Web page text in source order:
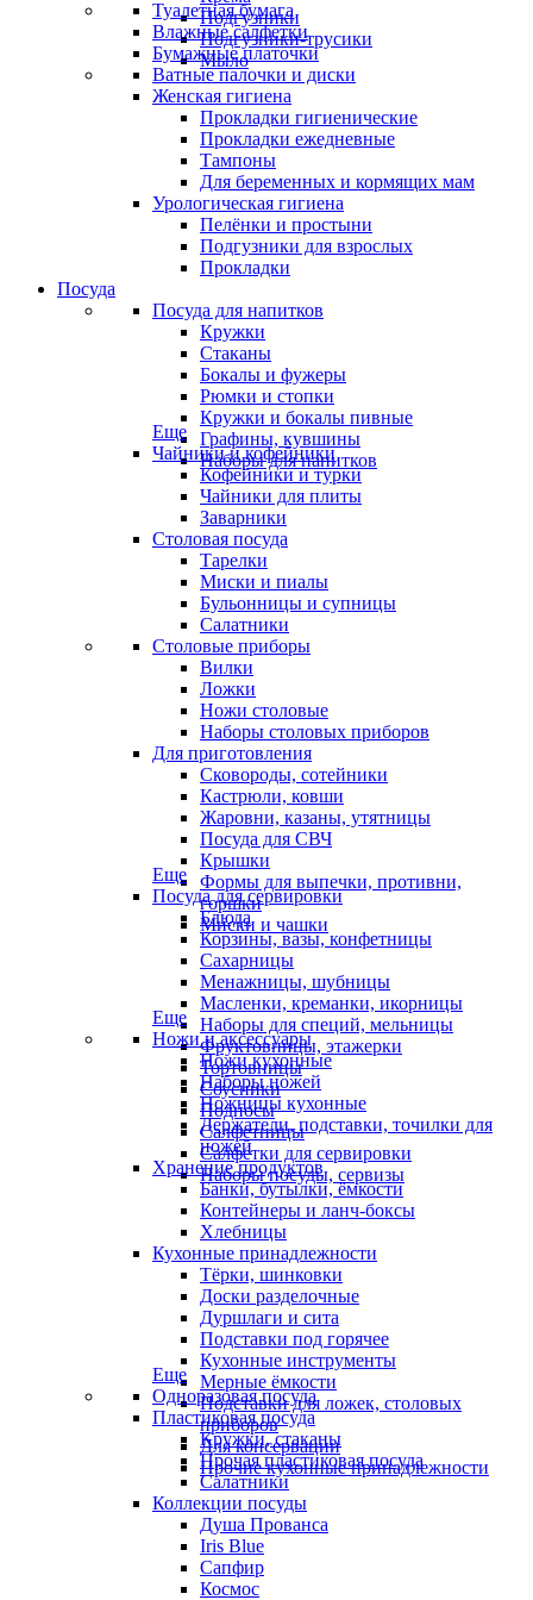
Подгузники
Подгузники-трусики
Мыло
Туалетная бумага
Влажные салфетки
Бумажные платочки
Ватные палочки и диски
Женская гигиена
Прокладки гигиенические
Прокладки ежедневные
Тампоны
Для беременных и кормящих мам
Урологическая гигиена
Пелёнки и простыни
Подгузники для взрослых
Прокладки
Посуда
Посуда для напитков
Кружки
Стаканы
Бокалы и фужеры
Рюмки и стопки
Кружки и бокалы пивные
Графины, кувшины
Наборы для напитков
Еще
Чайники и кофейники
Кофейники и турки
Чайники для плиты
Заварники
Столовая посуда
Тарелки
Миски и пиалы
Бульонницы и супницы
Салатники
Столовые приборы
Вилки
Ложки
Ножи столовые
Наборы столовых приборов
Для приготовления
Сковороды, сотейники
Кастрюли, ковши
Жаровни, казаны, утятницы
Посуда для СВЧ
Крышки
Формы для выпечки, противни,
горшки
Миски и чашки
Еще
Посуда для сервировки
Блюда
Корзины, вазы, конфетницы
Сахарницы
Менажницы, шубницы
Масленки, креманки, икорницы
Наборы для специй, мельницы
Фруктовницы, этажерки
Тортовницы
Соусники
Подносы
Салфетницы
Салфетки для сервировки
Наборы посуды, сервизы
Еще
Ножи и аксессуары
Ножи кухонные
Наборы ножей
Ножницы кухонные
Держатели, подставки, точилки для
ножей
Хранение продуктов
Банки, бутылки, ёмкости
Контейнеры и ланч-боксы
Хлебницы
Кухонные принадлежности
Тёрки, шинковки
Доски разделочные
Дуршлаги и сита
Подставки под горячее
Кухонные инструменты
Мерные ёмкости
Подставки для ложек, столовых
приборов
Для консервации
Прочие кухонные принадлежности
Еще
Одноразовая посуда
Пластиковая посуда
Кружки, стаканы
Прочая пластиковая посуда
Салатники
Коллекции посуды
Душа Прованса
Iris Blue
Сапфир
Космос